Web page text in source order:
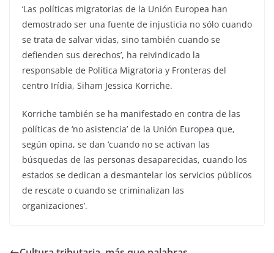
‘Las políticas migratorias de la Unión Europea han
demostrado ser una fuente de injusticia no sólo cuando
se trata de salvar vidas, sino también cuando se
defienden sus derechos’, ha reivindicado la
responsable de Política Migratoria y Fronteras del
centro Irídia, Siham Jessica Korriche.
Korriche también se ha manifestado en contra de las
políticas de ‘no asistencia’ de la Unión Europea que,
según opina, se dan ‘cuando no se activan las
búsquedas de las personas desaparecidas, cuando los
estados se dedican a desmantelar los servicios públicos
de rescate o cuando se criminalizan las
organizaciones’.